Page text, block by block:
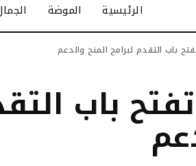
الرئيسية الموضة
باب التقدم لبرامج المنح والدعم
باب